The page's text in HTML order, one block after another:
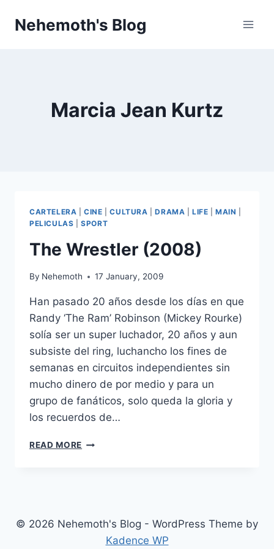
Nehemoth's Blog
Marcia Jean Kurtz
CARTELERA |CINE |CULTURA |DRAMA |LIFE |MAIN
PELICULAS |SPORT
The Wrestler (2008)
By Nehemoth 17 January, 2009
Han pasado 20 años desde los días en que
Randy ‘The Ram’ Robinson (Mickey Rourke)
solía ser un super luchador, 20 años y aun
subsiste del ring, luchancho los fines de
semanas en circuitos independientes sin
mucho dinero de por medio y para un
grupo de fanáticos, solo queda la gloria y
los recuerdos de…
READ MORE THE
© 2026 Nehemoth's Blog - WordPress Theme by
Kadence WP